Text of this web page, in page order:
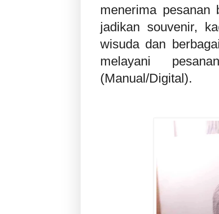
menerima pesanan
jadikan souvenir,
wisuda dan
melayani
(Manual/Digital).